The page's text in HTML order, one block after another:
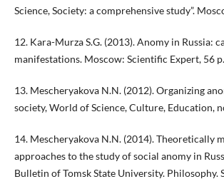
Science, Society: a comprehensive study”.
12. Kara-Murza S.G. (2013). Anomy in Russia:
manifestations. Moscow: Scientific Expert, 56 p.
13. Mescheryakova N.N. (2012). Organizing
society, World of Science, Culture, Education,
14. Mescheryakova N.N. (2014). Theoretically
approaches to the study of social anomy in
Bulletin of Tomsk State University. Philosophy.